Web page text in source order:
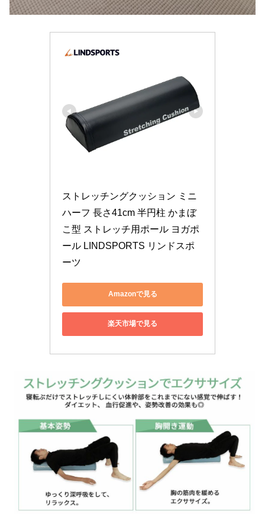
ストレッチングクッション ミニ
ハーフ 長さ41cm 半円柱 かまぼ
こ型 ストレッチ用ポール ヨガポ
ール LINDSPORTS リンドスポ
ーツ
Amazonで見る
楽天市場で見る